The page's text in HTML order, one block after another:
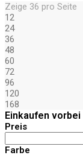
Zeige 36 pro Seite
12
24
36
48
60
72
96
120
168
Einkaufen vorbei
Preis
Farbe